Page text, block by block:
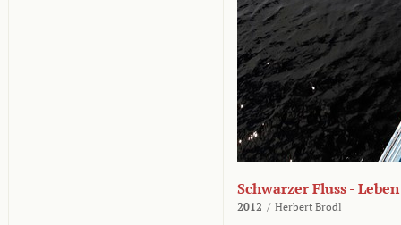
Schwarzer Fluss -
2012 / Herbert Brödl